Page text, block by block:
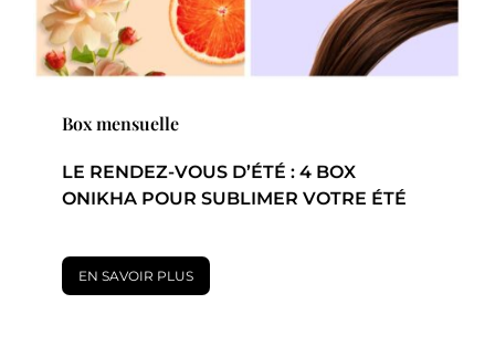
Box mensuelle
LE RENDEZ-VOUS D’ÉTÉ : 4 BOX
ONIKHA POUR SUBLIMER VOTRE ÉTÉ
EN SAVOIR PLUS